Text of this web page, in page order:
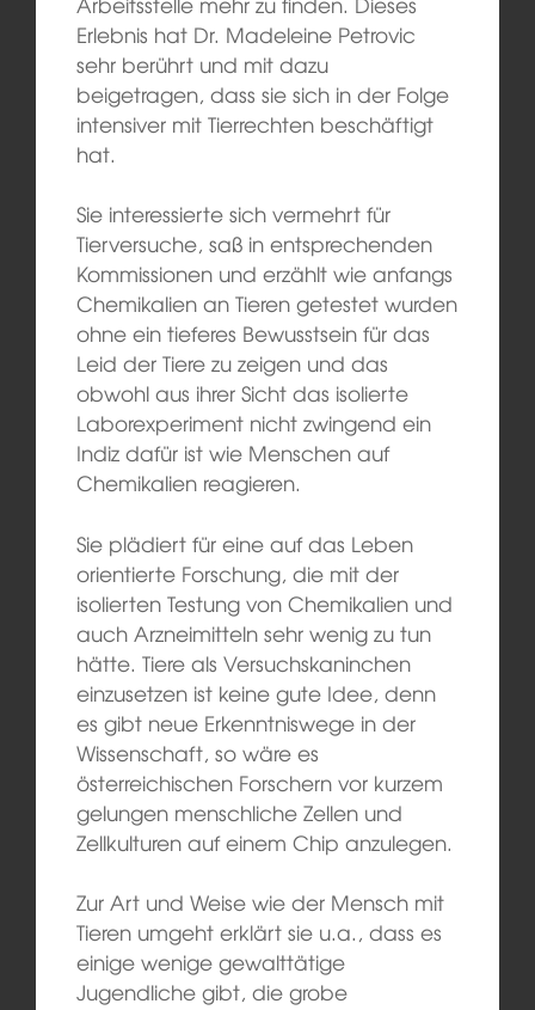
Erlebnis hat Dr. Madeleine Petrovic
sehr berührt und mit dazu
beigetragen, dass sie sich in der Folge
intensiver mit Tierrechten beschäftigt
hat.
Sie interessierte sich vermehrt für
Tierversuche, saß in entsprechenden
Kommissionen und erzählt wie anfangs
Chemikalien an Tieren getestet wurden
ohne ein tieferes Bewusstsein für das
Leid der Tiere zu zeigen und das
obwohl aus ihrer Sicht das isolierte
Laborexperiment nicht zwingend ein
Indiz dafür ist wie Menschen auf
Chemikalien reagieren.
Sie plädiert für eine auf das Leben
orientierte Forschung, die mit der
isolierten Testung von Chemikalien und
auch Arzneimitteln sehr wenig zu tun
hätte. Tiere als Versuchskaninchen
einzusetzen ist keine gute Idee, denn
es gibt neue Erkenntniswege in der
Wissenschaft, so wäre es
österreichischen Forschern vor kurzem
gelungen menschliche Zellen und
Zellkulturen auf einem Chip anzulegen.
Zur Art und Weise wie der Mensch mit
Tieren umgeht erklärt sie u.a., dass es
einige wenige gewalttätige
Jugendliche gibt, die grobe